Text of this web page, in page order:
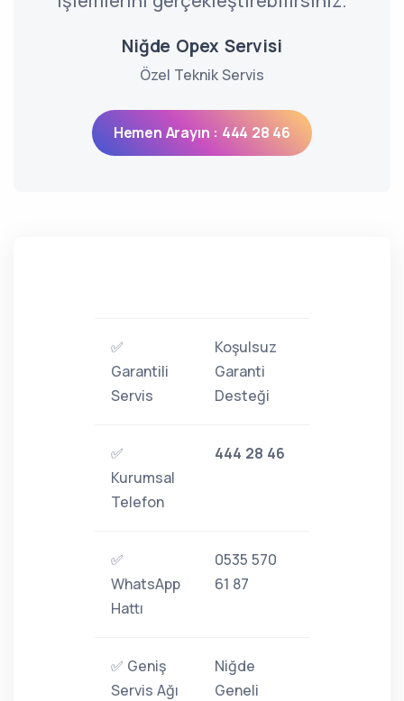
Niğde Opex Servisi
Özel Teknik Servis
Hemen Arayın : 444 28 46
✅
Garantili
Servis
Koşulsuz
Garanti
Desteği
✅
Kurumsal
Telefon
444 28 46
✅
WhatsApp
Hattı
0535 570
61 87
✅ Geniş
Servis Ağı
Niğde
Geneli